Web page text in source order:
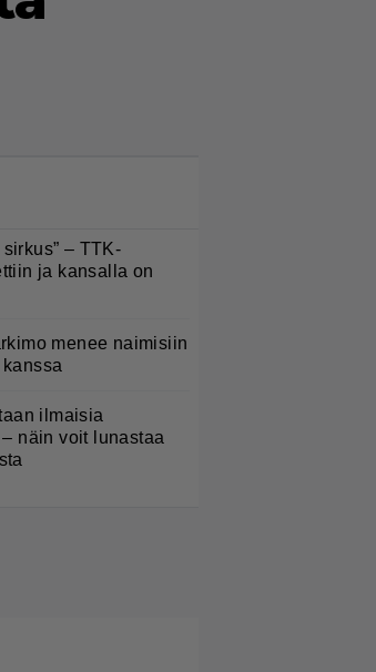
– TTK-
ja kansalla on
menee naimisiin
ilmaisia
näin voit lunastaa